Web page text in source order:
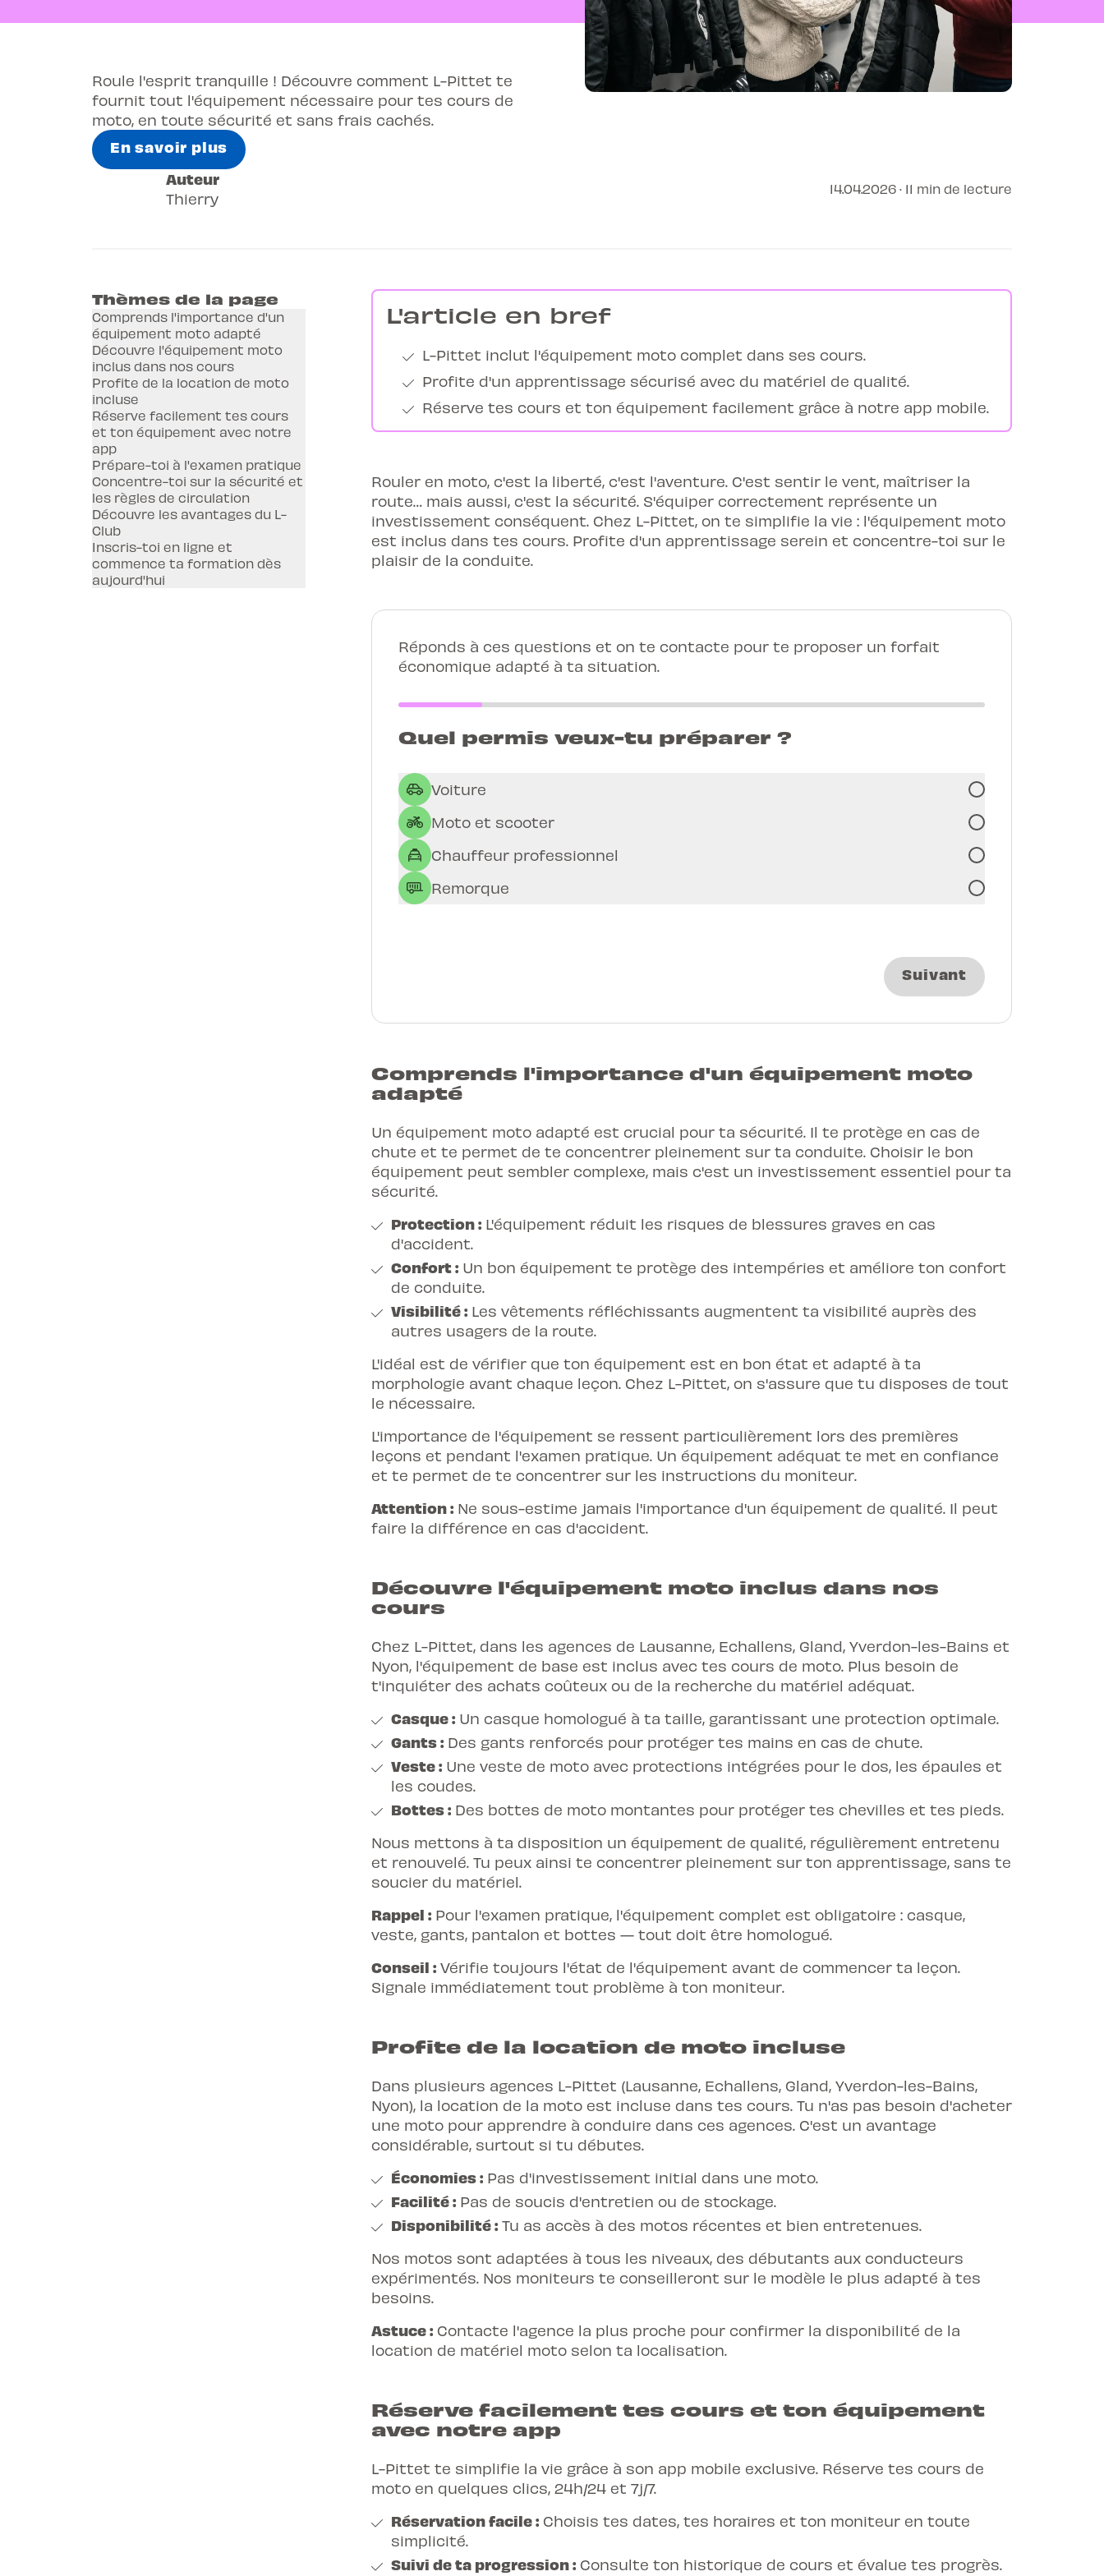
Roule l'esprit tranquille ! Découvre comment L-Pittet te
fournit tout l'équipement nécessaire pour tes cours de
moto, en toute sécurité et sans frais cachés.
En savoir plus
Auteur
Thierry
14.04.2026 · 11 min de lecture
Thèmes de la page
Comprends l'importance d'un
équipement moto adapté
Découvre l'équipement moto
inclus dans nos cours
Profite de la location de moto
incluse
Réserve facilement tes cours
et ton équipement avec notre
app
Prépare-toi à l'examen pratique
Concentre-toi sur la sécurité et
les règles de circulation
Découvre les avantages du L-
Club
Inscris-toi en ligne et
commence ta formation dès
aujourd'hui
L'article en bref
L-Pittet inclut l'équipement moto complet dans ses cours.
Profite d'un apprentissage sécurisé avec du matériel de qualité.
Réserve tes cours et ton équipement facilement grâce à notre app mobile.
Rouler en moto, c'est la liberté, c'est l'aventure. C'est sentir le vent, maîtriser la
route… mais aussi, c'est la sécurité. S'équiper correctement représente un
investissement conséquent. Chez L-Pittet, on te simplifie la vie : l'équipement moto
est inclus dans tes cours. Profite d'un apprentissage serein et concentre-toi sur le
plaisir de la conduite.
Réponds à ces questions et on te contacte pour te proposer un forfait
économique adapté à ta situation.
Quel permis veux-tu préparer ?
Voiture
Moto et scooter
Chauffeur professionnel
Remorque
Suivant
Comprends l'importance d'un équipement moto
adapté
Un équipement moto adapté est crucial pour ta sécurité. Il te protège en cas de
chute et te permet de te concentrer pleinement sur ta conduite. Choisir le bon
équipement peut sembler complexe, mais c'est un investissement essentiel pour ta
sécurité.
Protection : L'équipement réduit les risques de blessures graves en cas
d'accident.
Confort : Un bon équipement te protège des intempéries et améliore ton confort
de conduite.
Visibilité : Les vêtements réfléchissants augmentent ta visibilité auprès des
autres usagers de la route.
L'idéal est de vérifier que ton équipement est en bon état et adapté à ta
morphologie avant chaque leçon. Chez L-Pittet, on s'assure que tu disposes de tout
le nécessaire.
L'importance de l'équipement se ressent particulièrement lors des premières
leçons et pendant l'examen pratique. Un équipement adéquat te met en confiance
et te permet de te concentrer sur les instructions du moniteur.
Attention : Ne sous-estime jamais l'importance d'un équipement de qualité. Il peut
faire la différence en cas d'accident.
Découvre l'équipement moto inclus dans nos
cours
Chez L-Pittet, dans les agences de Lausanne, Echallens, Gland, Yverdon-les-Bains et
Nyon, l'équipement de base est inclus avec tes cours de moto. Plus besoin de
t'inquiéter des achats coûteux ou de la recherche du matériel adéquat.
Casque : Un casque homologué à ta taille, garantissant une protection optimale.
Gants : Des gants renforcés pour protéger tes mains en cas de chute.
Veste : Une veste de moto avec protections intégrées pour le dos, les épaules et
les coudes.
Bottes : Des bottes de moto montantes pour protéger tes chevilles et tes pieds.
Nous mettons à ta disposition un équipement de qualité, régulièrement entretenu
et renouvelé. Tu peux ainsi te concentrer pleinement sur ton apprentissage, sans te
soucier du matériel.
Rappel : Pour l'examen pratique, l'équipement complet est obligatoire : casque,
veste, gants, pantalon et bottes — tout doit être homologué.
Conseil : Vérifie toujours l'état de l'équipement avant de commencer ta leçon.
Signale immédiatement tout problème à ton moniteur.
Profite de la location de moto incluse
Dans plusieurs agences L-Pittet (Lausanne, Echallens, Gland, Yverdon-les-Bains,
Nyon), la location de la moto est incluse dans tes cours. Tu n'as pas besoin d'acheter
une moto pour apprendre à conduire dans ces agences. C'est un avantage
considérable, surtout si tu débutes.
Économies : Pas d'investissement initial dans une moto.
Facilité : Pas de soucis d'entretien ou de stockage.
Disponibilité : Tu as accès à des motos récentes et bien entretenues.
Nos motos sont adaptées à tous les niveaux, des débutants aux conducteurs
expérimentés. Nos moniteurs te conseilleront sur le modèle le plus adapté à tes
besoins.
Astuce : Contacte l'agence la plus proche pour confirmer la disponibilité de la
location de matériel moto selon ta localisation.
Réserve facilement tes cours et ton équipement
avec notre app
L-Pittet te simplifie la vie grâce à son app mobile exclusive. Réserve tes cours de
moto en quelques clics, 24h/24 et 7j/7.
Réservation facile : Choisis tes dates, tes horaires et ton moniteur en toute
simplicité.
Suivi de ta progression : Consulte ton historique de cours et évalue tes progrès.